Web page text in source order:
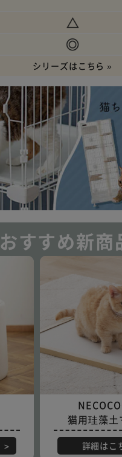
シリーズはこちら »
おすすめ新
猫用珪藻土
詳細はこ